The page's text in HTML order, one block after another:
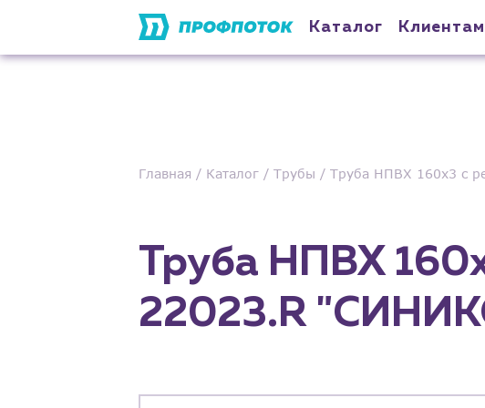
Каталог Клиентам
Главная Каталог Трубы Труба НПВХ 160х3 с
Труба НПВХ
22023.R